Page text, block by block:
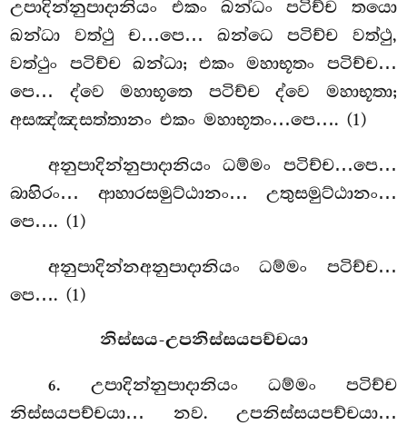
උපාදින්නුපාදානියං එකං ඛන්ධං පටිච්ච තයො
ඛන්ධා වත්ථු ච…පෙ… ඛන්ධෙ පටිච්ච වත්ථු,
වත්ථුං පටිච්ච ඛන්ධා; එකං මහාභූතං පටිච්ච…
පෙ… ද්වෙ මහාභූතෙ පටිච්ච ද්වෙ මහාභූතා;
අසඤ්ඤසත්තානං එකං මහාභූතං…පෙ…. (1)
අනුපාදින්නුපාදානියං ධම්මං පටිච්ච…පෙ…
බාහිරං… ආහාරසමුට්ඨානං… උතුසමුට්ඨානං…
පෙ…. (1)
අනුපාදින්නඅනුපාදානියං ධම්මං පටිච්ච…
පෙ…. (1)
නිස්සය-උපනිස්සයපච්චයා
6. උපාදින්නුපාදානියං ධම්මං පටිච්ච
නිස්සයපච්චයා… නව. උපනිස්සයපච්චයා…